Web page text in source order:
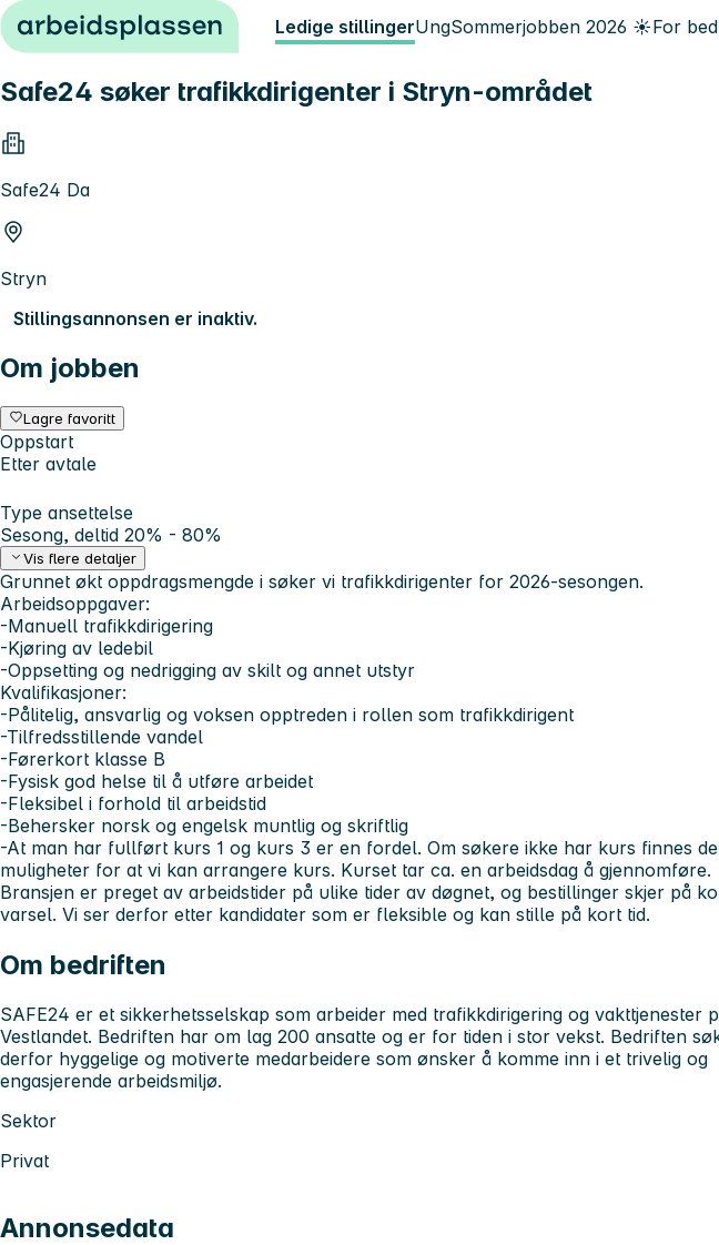
Hopp til innhold Ledige stillingerUngSommerjobben 2026 ☀️For
Safe24 søker trafikkdirigenter i Stryn-området
Safe24 Da
Stryn
Stillingsannonsen er inaktiv.
Om jobben
Lagre favoritt
Oppstart
Etter avtale
Type ansettelse
Sesong, deltid 20% - 80%
Vis flere detaljer
Grunnet økt oppdragsmengde i søker vi trafikkdirigenter for 2026-sesongen.
Arbeidsoppgaver:
-Manuell trafikkdirigering
-Kjøring av ledebil
-Oppsetting og nedrigging av skilt og annet utstyr
Kvalifikasjoner:
-Pålitelig, ansvarlig og voksen opptreden i rollen som trafikkdirigent
-Tilfredsstillende vandel
-Førerkort klasse B
-Fysisk god helse til å utføre arbeidet
-Fleksibel i forhold til arbeidstid
-Behersker norsk og engelsk muntlig og skriftlig
-At man har fullført kurs 1 og kurs 3 er en fordel. Om søkere ikke har kurs finnes
muligheter for at vi kan arrangere kurs. Kurset tar ca. en arbeidsdag å gjennomføre.
Bransjen er preget av arbeidstider på ulike tider av døgnet, og bestillinger skjer på
varsel. Vi ser derfor etter kandidater som er fleksible og kan stille på kort tid.
Om bedriften
SAFE24 er et sikkerhetsselskap som arbeider med trafikkdirigering og vakttjenester
Vestlandet. Bedriften har om lag 200 ansatte og er for tiden i stor vekst. Bedriften
derfor hyggelige og motiverte medarbeidere som ønsker å komme inn i et trivelig og
engasjerende arbeidsmiljø.
Sektor
Privat
Annonsedata